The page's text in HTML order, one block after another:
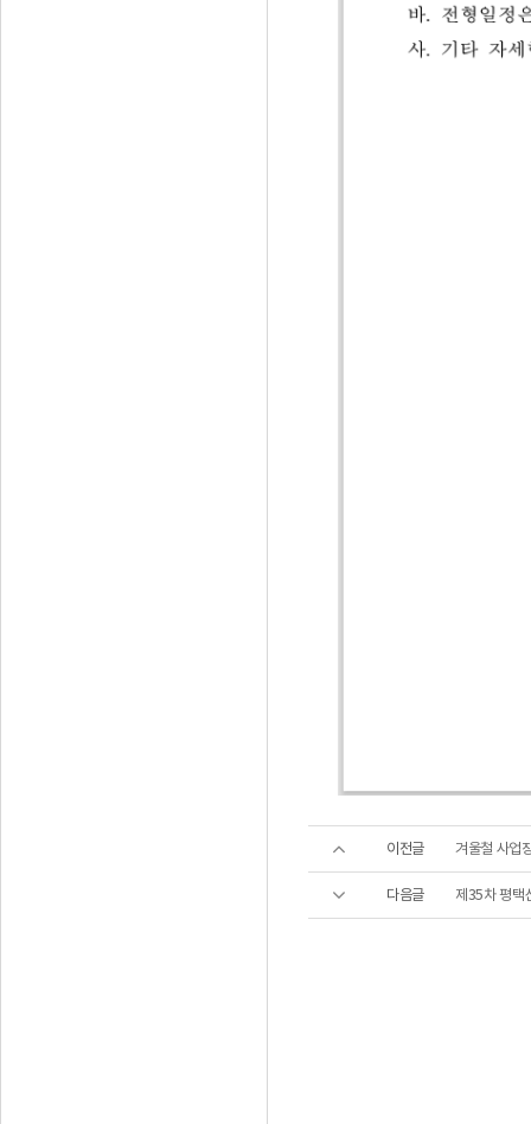
이전글 겨울철 사업
다음글 제35차 평택